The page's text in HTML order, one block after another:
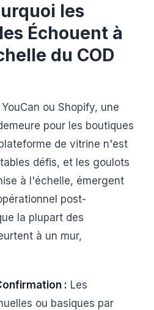
les
Échouent à
du COD
ou Shopify, une
pour les boutiques
de vitrine n'est
défis, et les goulots
à l'échelle, émergent
post-
la plupart des
à un mur,
: Les
ou basiques par